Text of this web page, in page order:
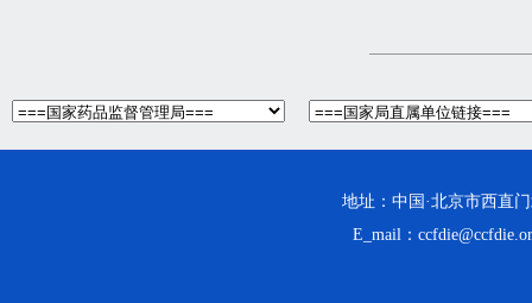
地址：中国·北京市西直
E_mail：